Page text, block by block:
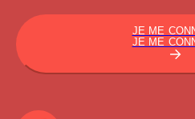
JE ME
JE ME